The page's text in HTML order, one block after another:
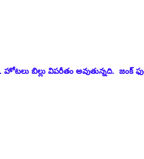
బిల్లు విపరీతం అవుతున్నది. జంక్